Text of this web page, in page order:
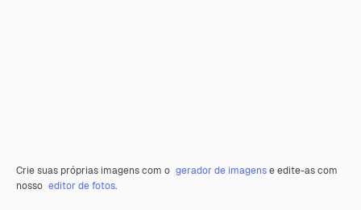
Crie suas próprias imagens com o gerador de imagense edite-as com
nosso editor de fotos.